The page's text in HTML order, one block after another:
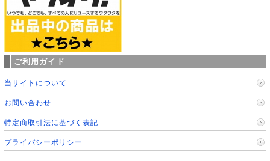
ご利用ガイド
当サイトについて
お問い合わせ
特定商取引法に基づく表記
プライバシーポリシー